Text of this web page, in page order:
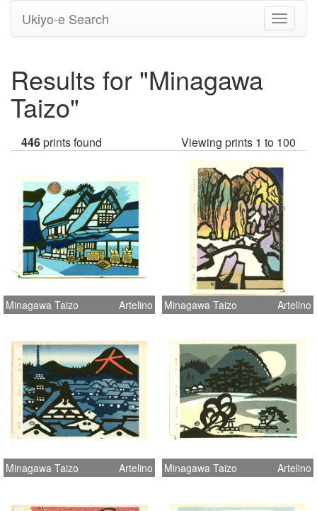
Toggle
Ukiyo-e Search
Results for "Minagawa
Taizo"
446prints found Viewing prints 1 to 100
Minagawa Taizo Artelino Minagawa Taizo Artelino
Minagawa Taizo Artelino Minagawa Taizo Artelino